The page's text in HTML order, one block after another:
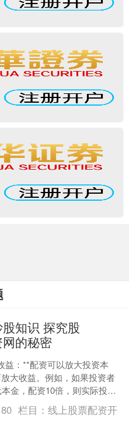
知识 探究股
的秘密
益：**配资可以放大投资本
大收益。例如，如果投资者
金，配资10倍，则实际投资
万元。 股票配资网是一个提
栏目：线上股票配资开